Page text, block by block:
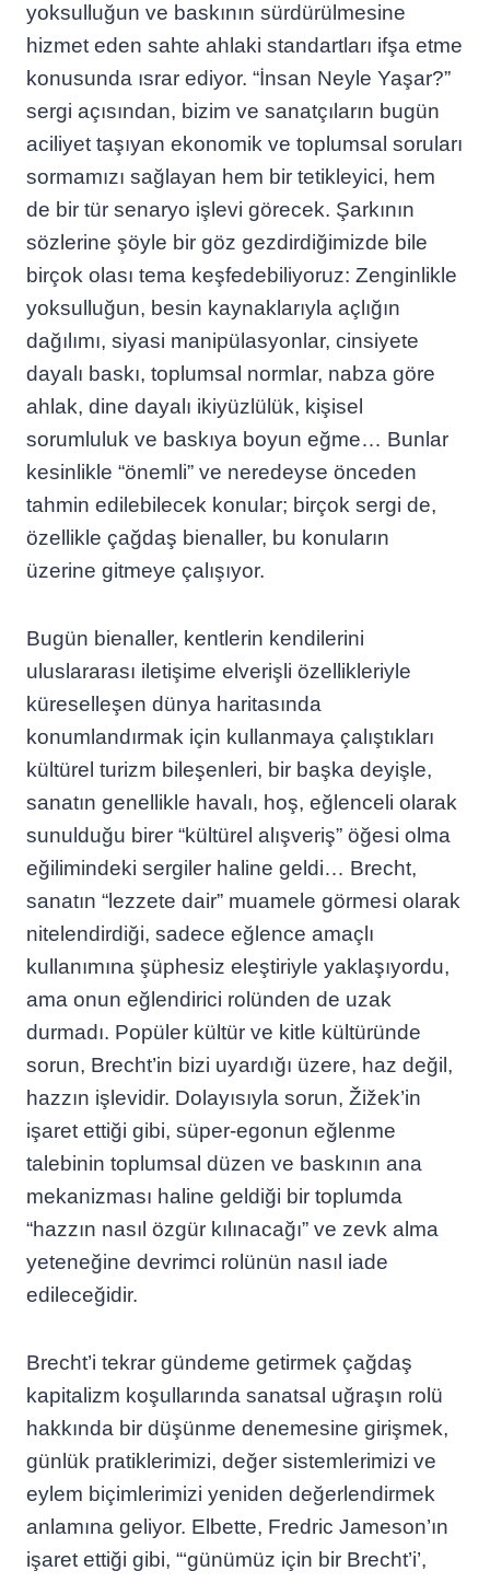
yoksulluğun ve baskının sürdürülmesine
hizmet eden sahte ahlaki standartları ifşa etme
konusunda ısrar ediyor. “İnsan Neyle Yaşar?”
sergi açısından, bizim ve sanatçıların bugün
aciliyet taşıyan ekonomik ve toplumsal soruları
sormamızı sağlayan hem bir tetikleyici, hem
de bir tür senaryo işlevi görecek. Şarkının
sözlerine şöyle bir göz gezdirdiğimizde bile
birçok olası tema keşfedebiliyoruz: Zenginlikle
yoksulluğun, besin kaynaklarıyla açlığın
dağılımı, siyasi manipülasyonlar, cinsiyete
dayalı baskı, toplumsal normlar, nabza göre
ahlak, dine dayalı ikiyüzlülük, kişisel
sorumluluk ve baskıya boyun eğme… Bunlar
kesinlikle “önemli” ve neredeyse önceden
tahmin edilebilecek konular; birçok sergi de,
özellikle çağdaş bienaller, bu konuların
üzerine gitmeye çalışıyor.
Bugün bienaller, kentlerin kendilerini
uluslararası iletişime elverişli özellikleriyle
küreselleşen dünya haritasında
konumlandırmak için kullanmaya çalıştıkları
kültürel turizm bileşenleri, bir başka deyişle,
sanatın genellikle havalı, hoş, eğlenceli olarak
sunulduğu birer “kültürel alışveriş” öğesi olma
eğilimindeki sergiler haline geldi… Brecht,
sanatın “lezzete dair” muamele görmesi olarak
nitelendirdiği, sadece eğlence amaçlı
kullanımına şüphesiz eleştiriyle yaklaşıyordu,
ama onun eğlendirici rolünden de uzak
durmadı. Popüler kültür ve kitle kültüründe
sorun, Brecht’in bizi uyardığı üzere, haz değil,
hazzın işlevidir. Dolayısıyla sorun, Žižek’in
işaret ettiği gibi, süper-egonun eğlenme
talebinin toplumsal düzen ve baskının ana
mekanizması haline geldiği bir toplumda
“hazzın nasıl özgür kılınacağı” ve zevk alma
yeteneğine devrimci rolünün nasıl iade
edileceğidir.
Brecht’i tekrar gündeme getirmek çağdaş
kapitalizm koşullarında sanatsal uğraşın rolü
hakkında bir düşünme denemesine girişmek,
günlük pratiklerimizi, değer sistemlerimizi ve
eylem biçimlerimizi yeniden değerlendirmek
anlamına geliyor. Elbette, Fredric Jameson’ın
işaret ettiği gibi, “‘günümüz için bir Brecht’i’,